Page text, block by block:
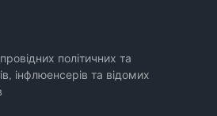
політичних та
інфлюенсерів та відомих